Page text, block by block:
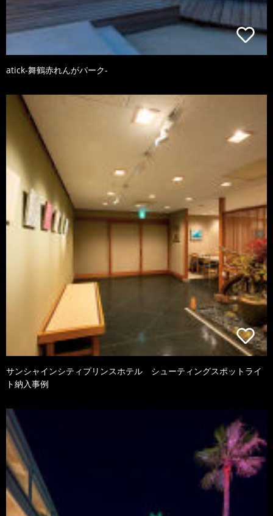
atick-舞鶴赤れんがパーク-
サンシャインシティプリンスホテル シューティングスポットライ
ト納入事例